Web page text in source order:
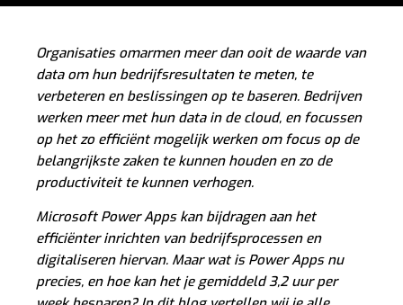
Organisaties omarmen meer dan ooit de waarde van
data om hun bedrijfsresultaten te meten, te
verbeteren en beslissingen op te baseren. Bedrijven
werken meer met hun data in de cloud, en focussen
op het zo efficiënt mogelijk werken om focus op de
belangrijkste zaken te kunnen houden en zo de
productiviteit te kunnen verhogen.
Microsoft Power Apps kan bijdragen aan het
efficiënter inrichten van bedrijfsprocessen en
digitaliseren hiervan. Maar wat is Power Apps nu
precies, en hoe kan het je gemiddeld 3,2 uur per